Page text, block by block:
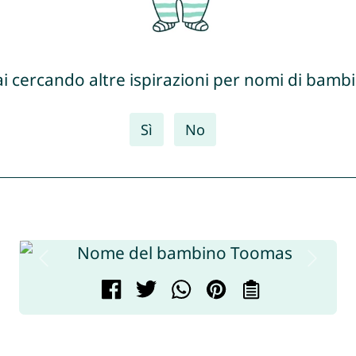
cercando altre ispirazioni per nomi di
Sì No